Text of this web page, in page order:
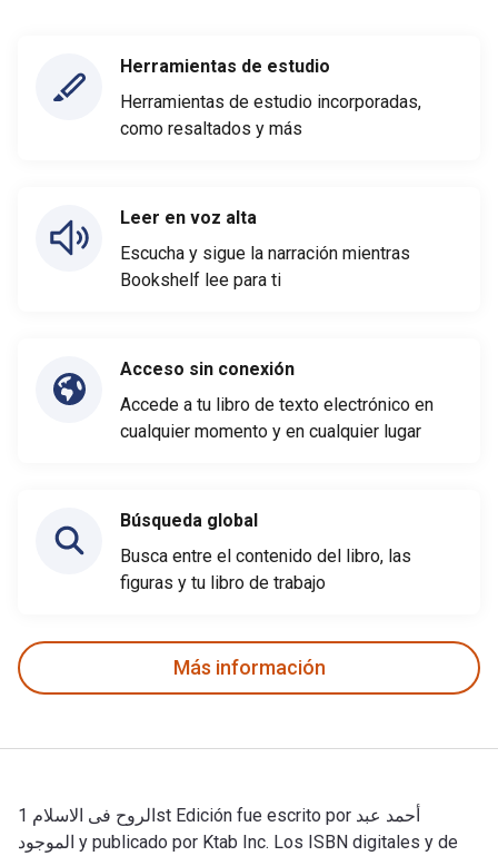
Herramientas de estudio
Herramientas de estudio incorporadas,
como resaltados y más
Leer en voz alta
Escucha y sigue la narración mientras
Bookshelf lee para ti
Acceso sin conexión
Accede a tu libro de texto electrónico en
cualquier momento y en cualquier lugar
Búsqueda global
Busca entre el contenido del libro, las
figuras y tu libro de trabajo
Más información
الروح فى الاسلام 1st Edición fue escrito por أحمد عبد
الموجود y publicado por Ktab Inc. Los ISBN digitales y de